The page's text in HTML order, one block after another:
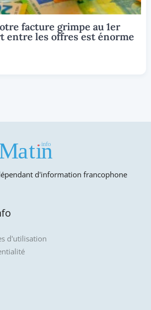
facture grimpe au 1er
entre les offres est énorme
d'information francophone
d'utilisation